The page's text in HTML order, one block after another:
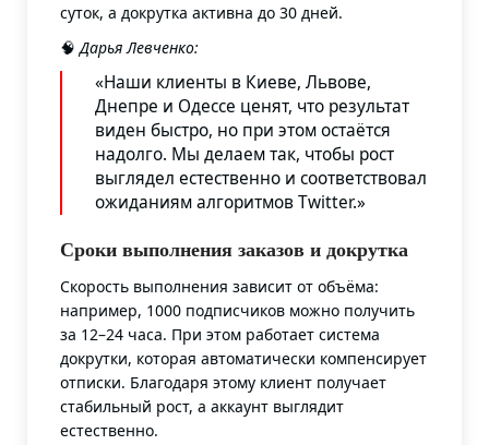
суток, а докрутка активна до 30 дней.
🧠 Дарья Левченко:
«Наши клиенты в Киеве, Львове,
Днепре и Одессе ценят, что результат
виден быстро, но при этом остаётся
надолго. Мы делаем так, чтобы рост
выглядел естественно и соответствовал
ожиданиям алгоритмов Twitter.»
Сроки выполнения заказов и докрутка
Скорость выполнения зависит от объёма:
например, 1000 подписчиков можно получить
за 12–24 часа. При этом работает система
докрутки, которая автоматически компенсирует
отписки. Благодаря этому клиент получает
стабильный рост, а аккаунт выглядит
естественно.